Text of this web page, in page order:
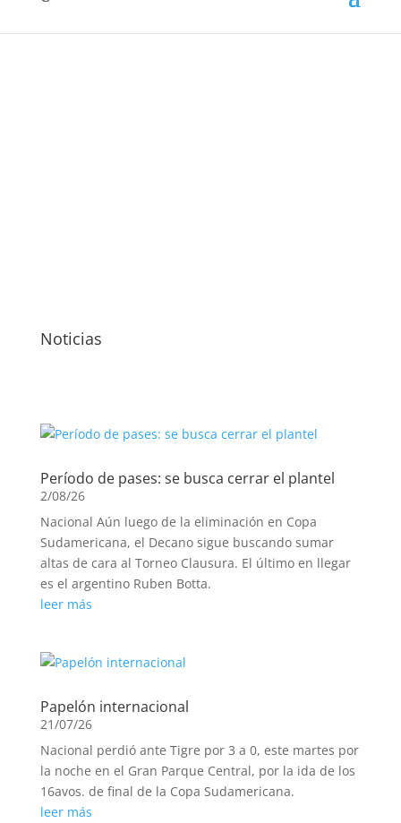
Noticias
Período de pases: se busca cerrar el plantel
2/08/26
Nacional Aún luego de la eliminación en Copa
Sudamericana, el Decano sigue buscando sumar
altas de cara al Torneo Clausura. El último en llegar
es el argentino Ruben Botta.
leer más
Papelón internacional
21/07/26
Nacional perdió ante Tigre por 3 a 0, este martes por
la noche en el Gran Parque Central, por la ida de los
16avos. de final de la Copa Sudamericana.
leer más